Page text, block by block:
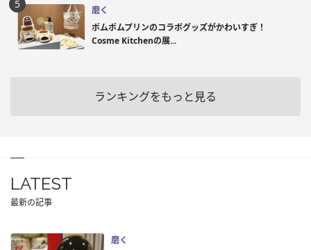
磨く
ポムポムプリンのコラボグッズがかわいすぎ！
Cosme Kitchenの展...
ランキングをもっと見る
LATEST
最新の記事
磨く